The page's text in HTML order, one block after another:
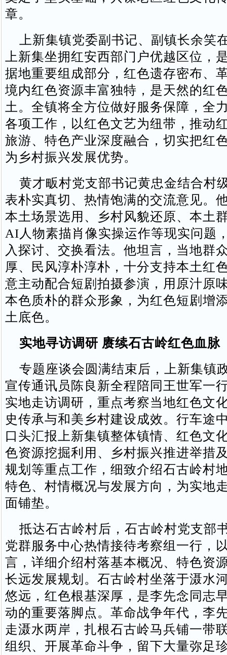
章。
上新集镇党委副书记、副镇长余笑
上新集坐拥红安西部门户优越区位，
据地重要组成部分，红色遗存密布、
境内红色资源丰富独特，是天然的红
土。全镇将全方位做好服务保障，全
各项工作，以红色文艺为纽带，推动
旅游、特色产业深度融合，切实把红
为乡村振兴发展优势。
黄才畈村党支部书记黄忠金结合村
表朴实真切、热情饱满的交流意见。
本土场景选用、乡村风貌还原、本土
AI人物素描肖像实操运作等现实问题
入探讨、交换看法。他坦言，当地群
厚、民风淳朴淳朴，十分支持本土红
意主动配合短剧拍摄参演，用原汁原
本色质朴的群众形象，为红色短剧增
土底色。
实地寻访调研 赓续石古岭红色血脉
专题座谈会圆满结束后，上新集镇
宣传通讯员陈良新全程陪同王世军一
实地走访调研，重点考察当地红色文
史传承与和美乡村建设成效。行车途
口头汇报上新集镇整体镇情、红色文
色资源挖掘利用、乡村振兴推进举措
规划等重点工作，细致介绍石古岭村
特色、村情概况与发展方向，为实地
面铺垫。
抵达石古岭村后，石古岭村党支部
党群服务中心热情接待考察组一行，
言，详细介绍村落基本概况、特色资
长远发展规划。石古岭村坐落于滠水
悠远，红色根基深厚，是李先念同志
动的重要落脚点。革命战争年代，李
走滠水两岸，扎根石古岭马兵铺一带
组织、开展革命斗争，留下大量弥足